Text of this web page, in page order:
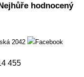
hodnocený
2042
455